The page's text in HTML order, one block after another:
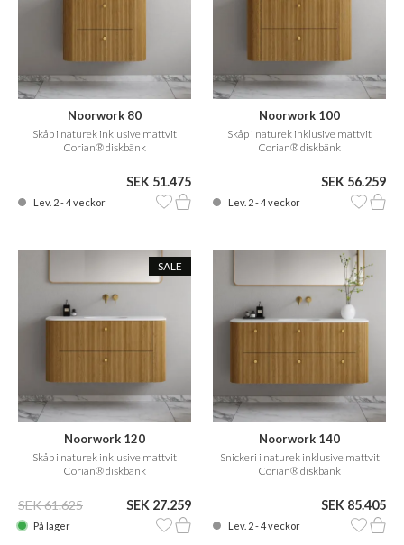
Noorwork 80
Skåp i naturek inklusive mattvit
Corian® diskbänk
SEK 51.475
Lev. 2 - 4 veckor
Noorwork 100
Skåp i naturek inklusive mattvit
Corian® diskbänk
SEK 56.259
Lev. 2 - 4 veckor
SALE
Noorwork 120
Skåp i naturek inklusive mattvit
Corian® diskbänk
SEK 61.625 SEK 27.259
På lager
Noorwork 140
Snickeri i naturek inklusive mattvit
Corian® diskbänk
SEK 85.405
Lev. 2 - 4 veckor